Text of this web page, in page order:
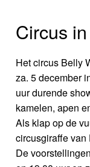
Circus
Het circus Belly
za. 5 december
uur durende
kamelen, apen
Als klap op de
circusgiraffe van
De